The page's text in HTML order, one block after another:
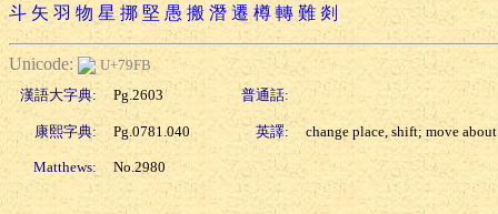
斗 矢 羽 物 星 挪 堅 愚 搬 潛 遷 樽 轉 難 剡
Unicode:
U+79FB
漢語大字典:
Pg.2603 普通話:
康熙字典: Pg.0781.040 英譯: change place, shift; move about
Matthews: No.2980